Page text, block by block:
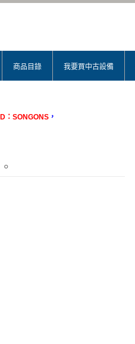
商品目錄 我要買中古設備
：SONGONS ，